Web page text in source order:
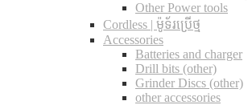
Other Power tools
Cordless​ | ម៉ូទ័រប្រើថ្ម
Accessories
Batteries and charger
Drill bits (other)
Grinder Discs (other)
other accessories